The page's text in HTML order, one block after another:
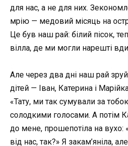
для нас, а не для них.
мрію — медовий місяць на
Це був наш рай: білий пісок,
вілла, де ми могли нарешті
Але через два дні наш рай
дітей — Іван, Катерина і
«Тату, ми так сумували за
солодкими голосами. А потім
до мене, прошепотіла на вухо:
від нас, так?» Я закам’яніла,